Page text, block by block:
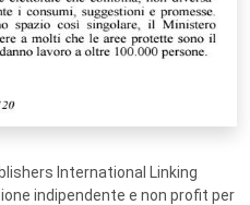
International Linking
indipendente e non profit per